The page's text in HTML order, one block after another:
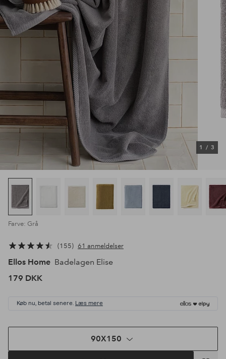
1 / 3
Farve: Grå
155 61 anmeldelser
Ellos Home Badelagen Elise
179 DKK
Køb nu, betal senere. Læs mere
90X150